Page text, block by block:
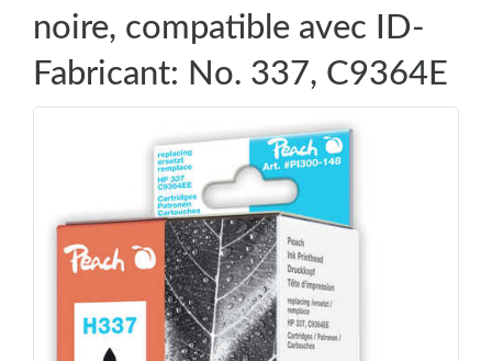
noire, compatible avec ID-
Fabricant: No. 337, C9364E